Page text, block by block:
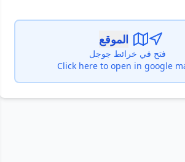
الموقع
فتح في خرائط جوجل
Click here to open in google